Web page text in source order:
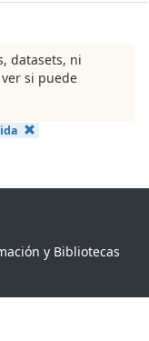
datasets, ni
si puede
y Bibliotecas